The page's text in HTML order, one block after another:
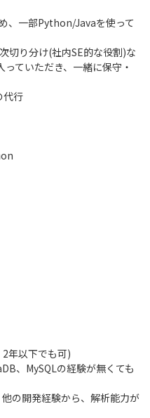
、一部Python/Javaを使って
切り分け(社内SE的な役割)な
ていただき、一緒に保守・
代行
年以下でも可)
、MySQLの経験が無くても
の開発経験から、解析能力が